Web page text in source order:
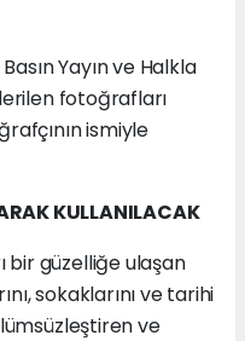
Yayın ve Halkla
fotoğrafları
ismiyle
KULLANILACAK
bir güzelliğe ulaşan
sokaklarını ve tarihi
ve